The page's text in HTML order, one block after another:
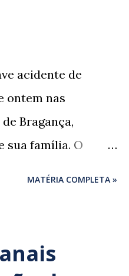
acidente de
ontem nas
Bragança,
sua família. O
quando o veículo
MATÉRIA COMPLETA »